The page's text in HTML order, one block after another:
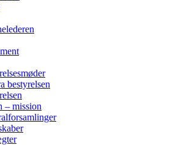
bestyrelsen
– mission